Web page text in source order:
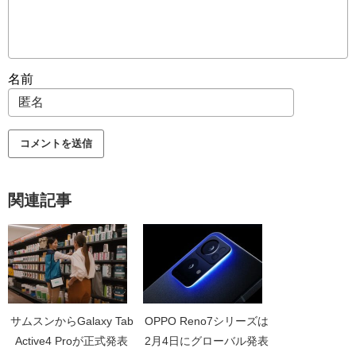
名前
関連記事
サムスンからGalaxy Tab
Active4 Proが正式発表
OPPO Reno7シリーズは
2月4日にグローバル発表